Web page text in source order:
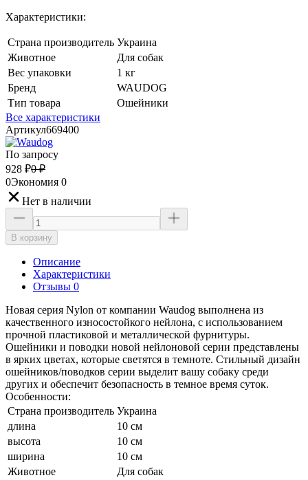
Характеристики:
Страна производитель Украина
Животное
Для собак
Вес упаковки
1 кг
Бренд
WAUDOG
Тип товара
Ошейники
Все характеристики
Артикул669400
По запросу
928 ₽0 ₽
0Экономия 0
Нет в наличии
В корзину
Описание
Характеристики
Отзывы 0
Новая серия Nylon от компании Waudog выполнена из
качественного износостойкого нейлона, с использованием
прочной пластиковой и металлической фурнитуры.
Ошейники и поводки новой нейлоновой серии представлены
в ярких цветах, которые светятся в темноте. Стильный дизайн
ошейников/поводков серии выделит вашу собаку среди
других и обеспечит безопасность в темное время суток.
Особенности:
Страна производитель Украина
длина
10 см
высота
10 см
ширина
10 см
Животное
Для собак